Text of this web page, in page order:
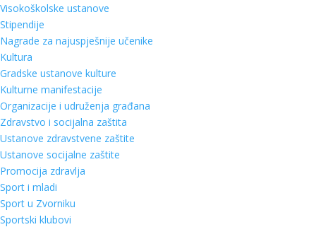
Visokoškolske ustanove
Stipendije
Nagrade za najuspješnije učenike
Kultura
Gradske ustanove kulture
Kulturne manifestacije
Organizacije i udruženja građana
Zdravstvo i socijalna zaštita
Ustanove zdravstvene zaštite
Ustanove socijalne zaštite
Promocija zdravlja
Sport i mladi
Sport u Zvorniku
Sportski klubovi